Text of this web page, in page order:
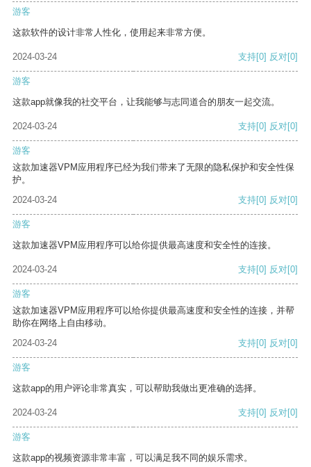
游客
这款软件的设计非常人性化，使用起来非常方便。
2024-03-24 支持[0] 反对[0]
游客
这款app就像我的社交平台，让我能够与志同道合的朋友一起交流。
2024-03-24 支持[0] 反对[0]
游客
这款加速器VPM应用程序已经为我们带来了无限的隐私保护和安全性保
护。
2024-03-24
支持[0] 反对[0]
游客
这款加速器VPM应用程序可以给你提供最高速度和安全性的连接。
2024-03-24 支持[0] 反对[0]
游客
这款加速器VPM应用程序可以给你提供最高速度和安全性的连接，并帮
助你在网络上自由移动。
2024-03-24
支持[0] 反对[0]
游客
这款app的用户评论非常真实，可以帮助我做出更准确的选择。
2024-03-24 支持[0] 反对[0]
游客
这款app的视频资源非常丰富，可以满足我不同的娱乐需求。